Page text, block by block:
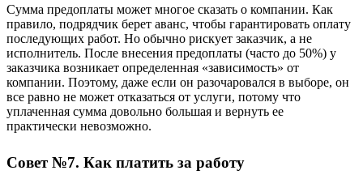
Сумма предоплаты может многое сказать о компании. Как
правило, подрядчик берет аванс, чтобы гарантировать оплату
последующих работ. Но обычно рискует заказчик, а не
исполнитель. После внесения предоплаты (часто до 50%) у
заказчика возникает определенная «зависимость» от
компании. Поэтому, даже если он разочаровался в выборе, он
все равно не может отказаться от услуги, потому что
уплаченная сумма довольно большая и вернуть ее
практически невозможно.
Совет №7. Как платить за работу